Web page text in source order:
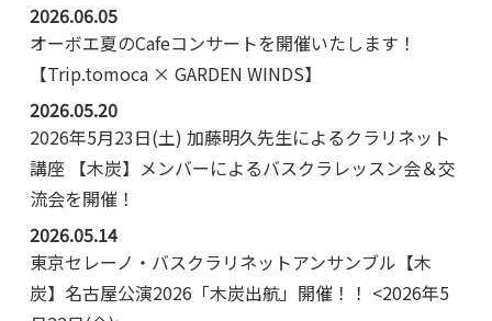
2026.06.05
オーボエ夏のCafeコンサートを開催いたします！
【Trip.tomoca × GARDEN WINDS】
2026.05.20
2026年5月23日(土) 加藤明久先生によるクラリネット
講座 【木炭】メンバーによるバスクラレッスン会＆交
流会を開催！
2026.05.14
東京セレーノ・バスクラリネットアンサンブル【木
炭】名古屋公演2026「木炭出航」開催！！ <2026年5